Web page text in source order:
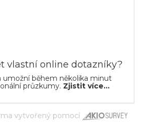
vlastní online dotazníky?
umožní během několika minut
průzkumy. Zjistit více...
vytvořený pomocí